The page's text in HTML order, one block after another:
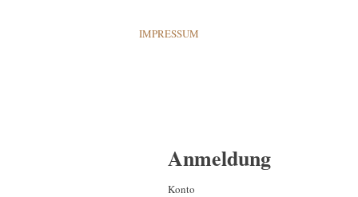
IMPRESSUM
Anmeldung
Konto